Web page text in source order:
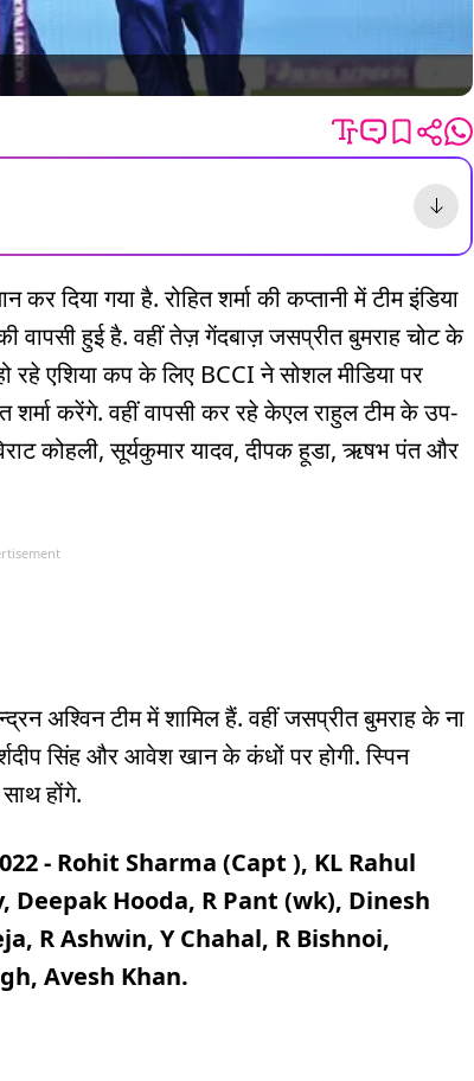
दिया गया है. रोहित शर्मा की कप्तानी में टीम इंडिया
हुई है. वहीं तेज़ गेंदबाज़ जसप्रीत बुमराह चोट के
एशिया कप के लिए BCCI ने सोशल मीडिया पर
शर्मा करेंगे. वहीं वापसी कर रहे केएल राहुल टीम के उप-
कोहली, सूर्यकुमार यादव, दीपक हूडा, ऋषभ पंत और
अश्विन टीम में शामिल हैं. वहीं जसप्रीत बुमराह के ना
सिंह और आवेश खान के कंधों पर होगी. स्पिन
होंगे.
- Rohit Sharma (Capt ), KL Rahul
Deepak Hooda, R Pant (wk), Dinesh
R Ashwin, Y Chahal, R Bishnoi,
Avesh Khan.